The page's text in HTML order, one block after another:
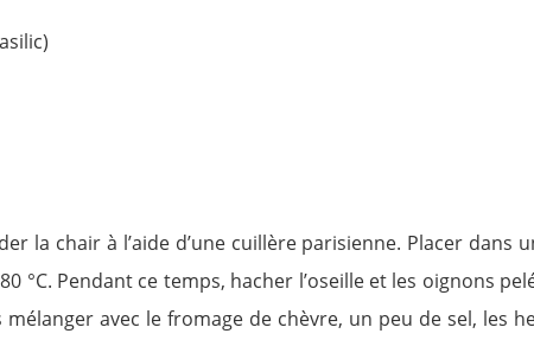
la chair à l’aide d’une cuillère parisienne. Placer
°C. Pendant ce temps, hacher l’oseille et les oignons
avec le fromage de chèvre, un peu de sel, les